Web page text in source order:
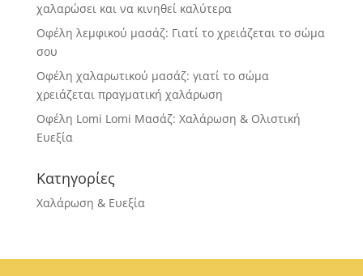
χαλαρώσει και να κινηθεί καλύτερα
Οφέλη λεμφικού μασάζ: Γιατί το χρειάζεται το σώμα
σου
Οφέλη χαλαρωτικού μασάζ: γιατί το σώμα
χρειάζεται πραγματική χαλάρωση
Οφέλη Lomi Lomi Μασάζ: Χαλάρωση & Ολιστική
Ευεξία
Κατηγορίες
Χαλάρωση & Ευεξία